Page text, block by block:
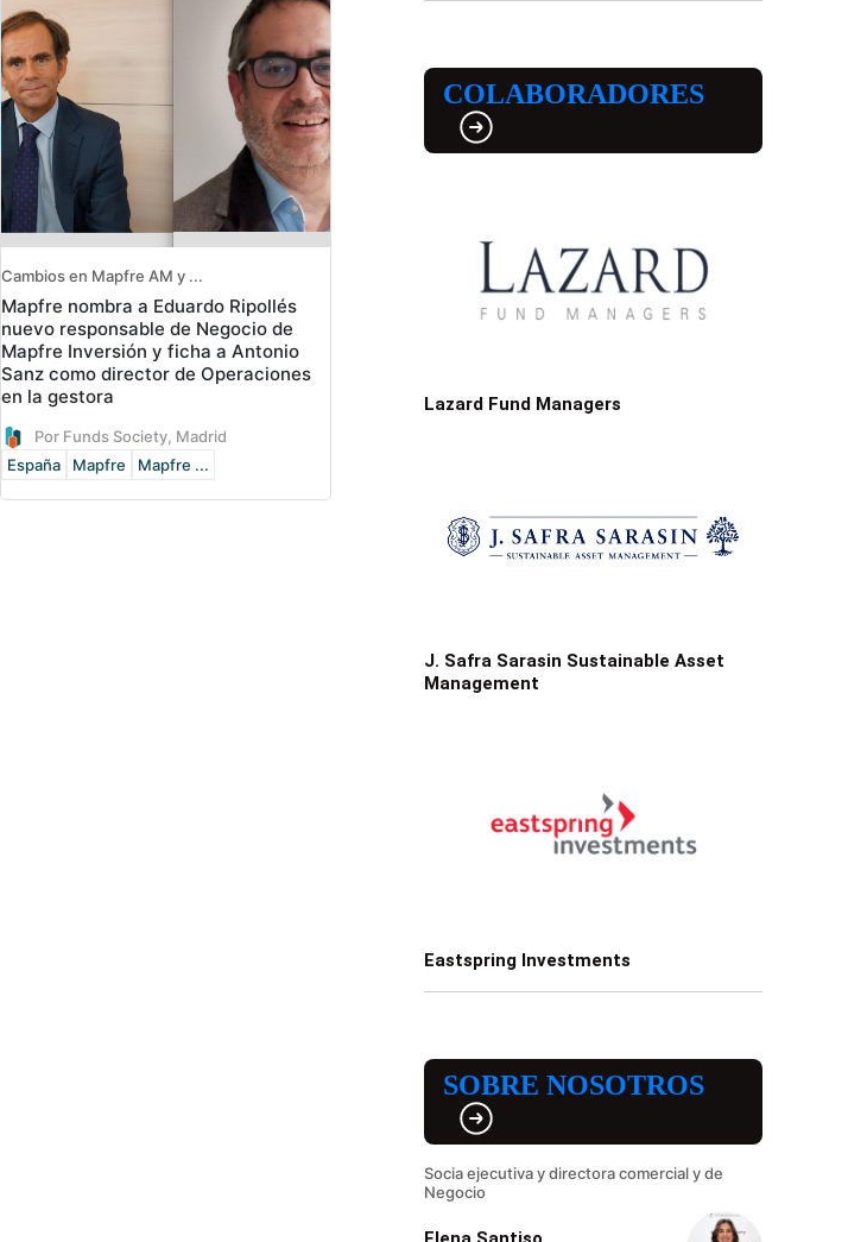
Cambios en Mapfre AM y ...
Mapfre nombra a Eduardo Ripollés
nuevo responsable de Negocio de
Mapfre Inversión y ficha a Antonio
Sanz como director de Operaciones
en la gestora
Por Funds Society, Madrid
España
Mapfre Mapfre ...
COLABORADORES
Lazard Fund Managers
J. Safra Sarasin Sustainable Asset
Management
Eastspring Investments
SOBRE NOSOTROS
Socia ejecutiva y directora comercial y de
Negocio